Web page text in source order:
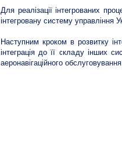
Для реалізації інтегрованих
інтегровану систему управління
Наступним кроком в розвитку
інтеграція до її складу інших
аеронавігаційного